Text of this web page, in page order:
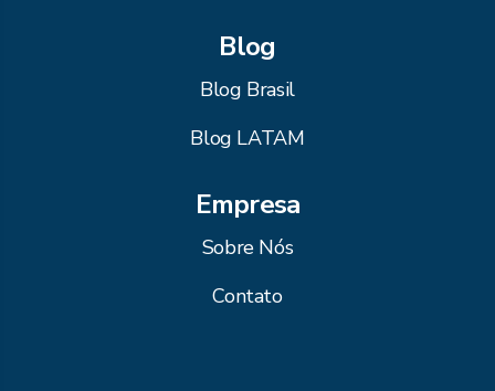
Blog
Blog Brasil
Blog LATAM
Empresa
Sobre Nós
Contato